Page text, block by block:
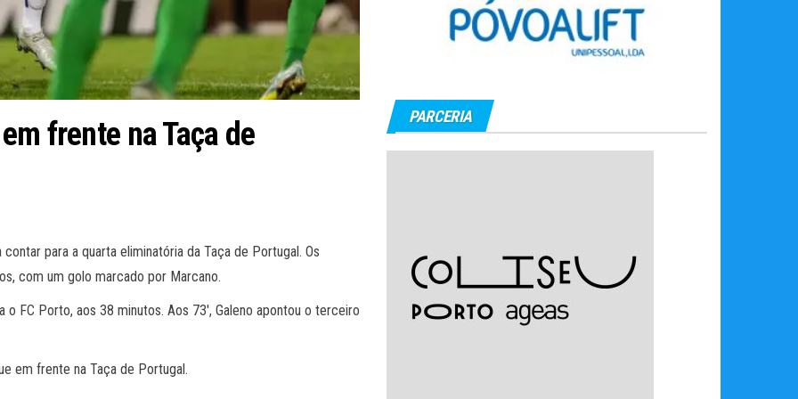
frente na Taça de
para a quarta eliminatória da Taça de Portugal. Os
com um golo marcado por Marcano.
FC Porto, aos 38 minutos. Aos 73′, Galeno apontou o terceiro
em frente na Taça de Portugal.
PARCERIA